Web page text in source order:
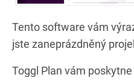
Tento software vám
jste zaneprázdněný
Toggl Plan vám